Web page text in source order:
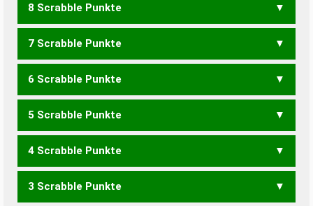
ERVE NERV VENE VIER
8 Scrabble Punkte
EIMERN EMIREN MEIERN
REINEM RIEMEN
7 Scrabble Punkte
EIMER EINEM EMIRE
MIERE
REIME
6 Scrabble Punkte
EMIR MEER MEIN MINE
5 Scrabble Punkte
MIR EIERN EINER NIERE
4 Scrabble Punkte
EIER EINE EIRE EREN
3 Scrabble Punkte